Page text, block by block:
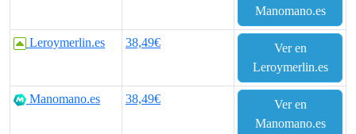
Manomano.es
Leroymerlin.es 38,49€
Ver en
Leroymerlin.es
Manomano.es 38,49€
Ver en
Manomano.es